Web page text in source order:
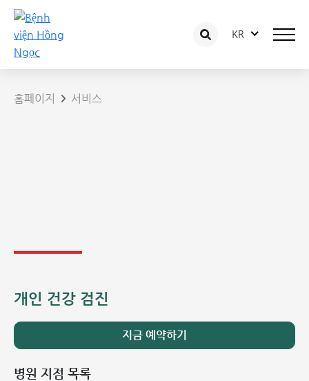
KR
홈페이지 서비스
개인 건강 검진
지금 예약하기
병원 지점 목록